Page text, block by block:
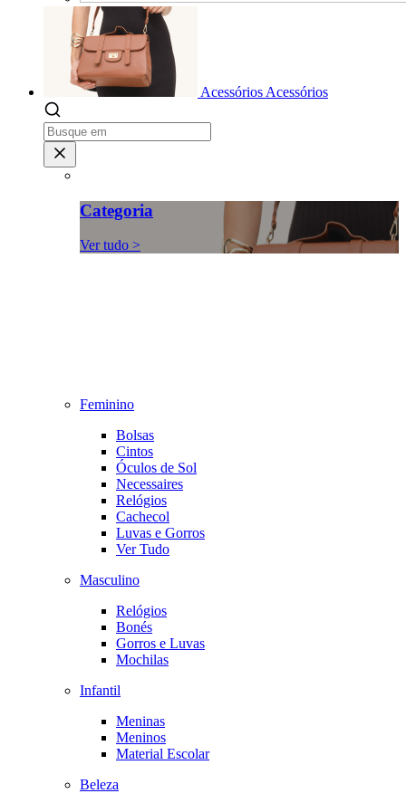
Acessórios Acessórios
Categoria
Ver tudo >
Feminino
Bolsas
Cintos
Óculos de Sol
Necessaires
Relógios
Cachecol
Luvas e Gorros
Ver Tudo
Masculino
Relógios
Bonés
Gorros e Luvas
Mochilas
Infantil
Meninas
Meninos
Material Escolar
Beleza